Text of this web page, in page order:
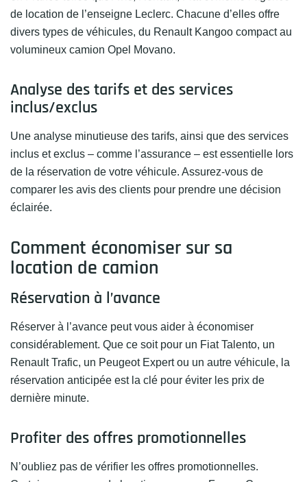
de location de l’enseigne Leclerc. Chacune d’elles offre
divers types de véhicules, du Renault Kangoo compact au
volumineux camion Opel Movano.
Analyse des tarifs et des services
inclus/exclus
Une analyse minutieuse des tarifs, ainsi que des services
inclus et exclus – comme l’assurance – est essentielle lors
de la réservation de votre véhicule. Assurez-vous de
comparer les avis des clients pour prendre une décision
éclairée.
Comment économiser sur sa
location de camion
Réservation à l’avance
Réserver à l’avance peut vous aider à économiser
considérablement. Que ce soit pour un Fiat Talento, un
Renault Trafic, un Peugeot Expert ou un autre véhicule, la
réservation anticipée est la clé pour éviter les prix de
dernière minute.
Profiter des offres promotionnelles
N’oubliez pas de vérifier les offres promotionnelles.